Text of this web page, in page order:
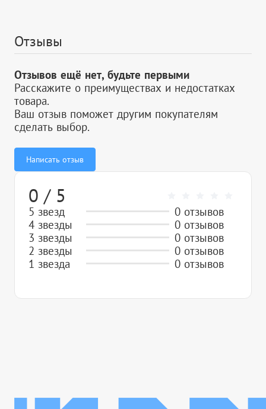
Отзывы
Отзывов ещё нет, будьте первыми
Расскажите о преимуществах и недостатках
товара.
Ваш отзыв поможет другим покупателям
сделать выбор.
Написать отзыв
0 / 5
5 звезд
0 отзывов
4 звезды
0 отзывов
3 звезды
0 отзывов
2 звезды
0 отзывов
1 звезда
0 отзывов